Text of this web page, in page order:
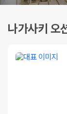
나가사키 오